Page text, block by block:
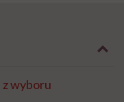
wyboru